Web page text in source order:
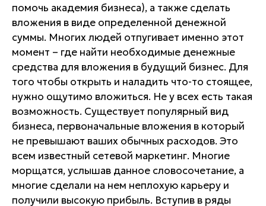
помочь академия бизнеса), а также сделать
вложения в виде определенной денежной
суммы. Многих людей отпугивает именно этот
момент – где найти необходимые денежные
средства для вложения в будущий бизнес. Для
того чтобы открыть и наладить что-то стоящее,
нужно ощутимо вложиться. Не у всех есть такая
возможность. Существует популярный вид
бизнеса, первоначальные вложения в который
не превышают ваших обычных расходов. Это
всем известный сетевой маркетинг. Многие
морщатся, услышав данное словосочетание, а
многие сделали на нем неплохую карьеру и
получили высокую прибыль. Вступив в ряды